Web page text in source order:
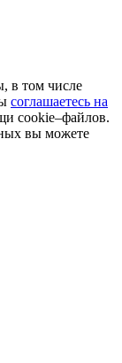
в том числе
соглашаетесь на
cookie–файлов.
вы можете